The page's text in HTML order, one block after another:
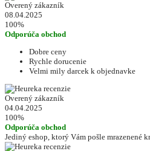
Overený zákazník
08.04.2025
100%
Odporúča obchod
Dobre ceny
Rychle dorucenie
Velmi mily darcek k objednavke
Overený zákazník
04.04.2025
100%
Odporúča obchod
Jediný eshop, ktorý Vám pošle mrazenené